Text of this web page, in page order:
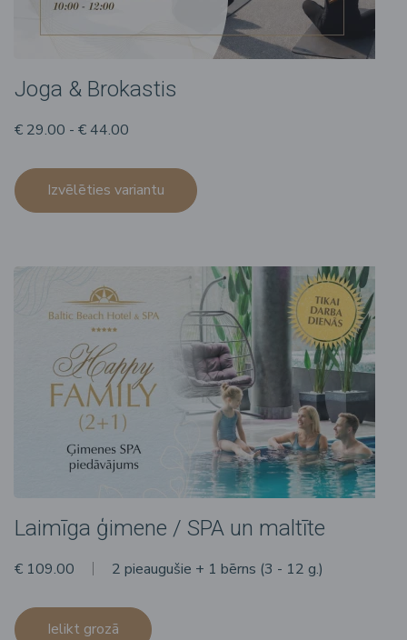
Joga & Brokastis
€ 29.00 - € 44.00
Izvēlēties variantu
Laimīga ģimene / SPA un maltīte
€ 109.00 2 pieaugušie + 1 bērns (3 - 12 g.)
Ielikt grozā